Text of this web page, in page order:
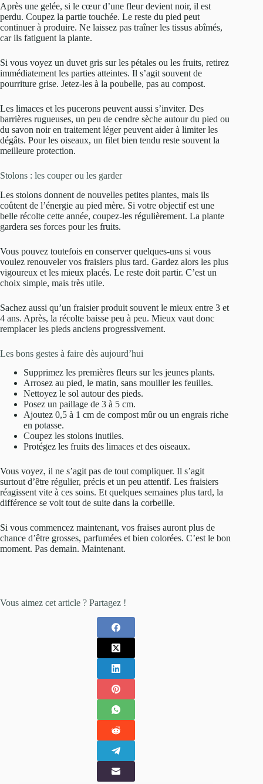
Après une gelée, si le cœur d’une fleur devient noir, il est
perdu. Coupez la partie touchée. Le reste du pied peut
continuer à produire. Ne laissez pas traîner les tissus abîmés,
car ils fatiguent la plante.
Si vous voyez un duvet gris sur les pétales ou les fruits, retirez
immédiatement les parties atteintes. Il s’agit souvent de
pourriture grise. Jetez-les à la poubelle, pas au compost.
Les limaces et les pucerons peuvent aussi s’inviter. Des
barrières rugueuses, un peu de cendre sèche autour du pied ou
du savon noir en traitement léger peuvent aider à limiter les
dégâts. Pour les oiseaux, un filet bien tendu reste souvent la
meilleure protection.
Stolons : les couper ou les garder
Les stolons donnent de nouvelles petites plantes, mais ils
coûtent de l’énergie au pied mère. Si votre objectif est une
belle récolte cette année, coupez-les régulièrement. La plante
gardera ses forces pour les fruits.
Vous pouvez toutefois en conserver quelques-uns si vous
voulez renouveler vos fraisiers plus tard. Gardez alors les plus
vigoureux et les mieux placés. Le reste doit partir. C’est un
choix simple, mais très utile.
Sachez aussi qu’un fraisier produit souvent le mieux entre 3 et
4 ans. Après, la récolte baisse peu à peu. Mieux vaut donc
remplacer les pieds anciens progressivement.
Les bons gestes à faire dès aujourd’hui
Supprimez les premières fleurs sur les jeunes plants.
Arrosez au pied, le matin, sans mouiller les feuilles.
Nettoyez le sol autour des pieds.
Posez un paillage de 3 à 5 cm.
Ajoutez 0,5 à 1 cm de compost mûr ou un engrais riche
en potasse.
Coupez les stolons inutiles.
Protégez les fruits des limaces et des oiseaux.
Vous voyez, il ne s’agit pas de tout compliquer. Il s’agit
surtout d’être régulier, précis et un peu attentif. Les fraisiers
réagissent vite à ces soins. Et quelques semaines plus tard, la
différence se voit tout de suite dans la corbeille.
Si vous commencez maintenant, vos fraises auront plus de
chance d’être grosses, parfumées et bien colorées. C’est le bon
moment. Pas demain. Maintenant.
Vous aimez cet article ? Partagez !